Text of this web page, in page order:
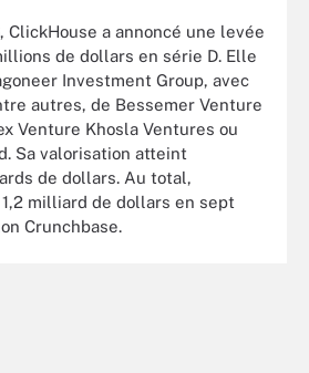
ClickHouse a annoncé une levée
de dollars en série D. Elle
Investment Group, avec
autres, de Bessemer Venture
Venture Khosla Ventures ou
Sa valorisation atteint
de dollars. Au total,
milliard de dollars en sept
Crunchbase.